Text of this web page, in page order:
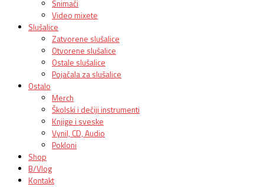
Snimači
Video mixete
Slušalice
Zatvorene slušalice
Otvorene slušalice
Ostale slušalice
Pojačala za slušalice
Ostalo
Merch
Školski i dečiji instrumenti
Knjige i sveske
Vynil, CD, Audio
Pokloni
Shop
B/Vlog
Kontakt